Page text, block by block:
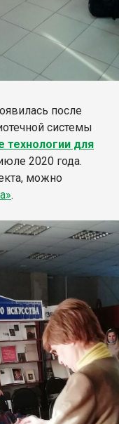
после
системы
для
2020 года.
можно
.